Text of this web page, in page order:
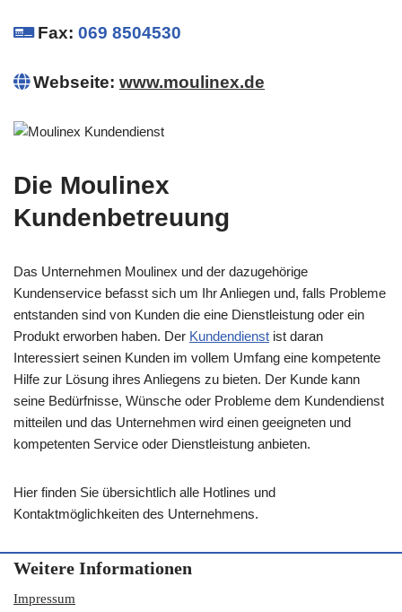
Fax: 069 8504530
Webseite: www.moulinex.de
Die Moulinex
Kundenbetreuung
Das Unternehmen Moulinex und der dazugehörige
Kundenservice befasst sich um Ihr Anliegen und, falls Probleme
entstanden sind von Kunden die eine Dienstleistung oder ein
Produkt erworben haben. Der Kundendienst ist daran
Interessiert seinen Kunden im vollem Umfang eine kompetente
Hilfe zur Lösung ihres Anliegens zu bieten. Der Kunde kann
seine Bedürfnisse, Wünsche oder Probleme dem Kundendienst
mitteilen und das Unternehmen wird einen geeigneten und
kompetenten Service oder Dienstleistung anbieten.
Hier finden Sie übersichtlich alle Hotlines und
Kontaktmöglichkeiten des Unternehmens.
Weitere Informationen
Impressum